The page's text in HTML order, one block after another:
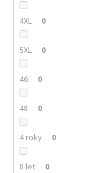
4XL 0
5XL 0
46 0
48 0
4 roky 0
8 let 0